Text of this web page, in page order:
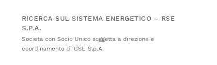
RICERCA SUL SISTEMA ENERGETICO – RSE
S.P.A.
Società con Socio Unico soggetta a direzione e
coordinamento di GSE S.p.A.